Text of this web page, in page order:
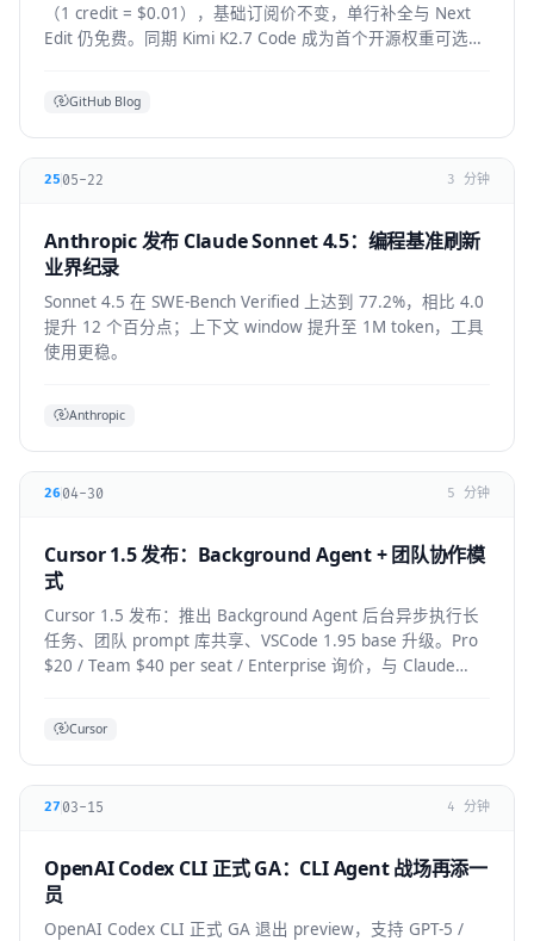
（1 credit = $0.01），基础订阅价不变，单行补全与 Next
Edit 仍免费。同期 Kimi K2.7 Code 成为首个开源权重可选模
GitHub Blog
25 05-22 3 分钟
Anthropic 发布 Claude Sonnet 4.5：编程基准刷新
业界纪录
Sonnet 4.5 在 SWE-Bench Verified 上达到 77.2%，相比 4.0
提升 12 个百分点；上下文 window 提升至 1M token，工具
使用更稳。
Anthropic
2604-30 5 分钟
Cursor 1.5 发布：Background Agent + 团队协作模
式
Cursor 1.5 发布：推出 Background Agent 后台异步执行长
任务、团队 prompt 库共享、VSCode 1.95 base 升级。Pro
$20 / Team $40 per seat / Enterprise 询价，与 Claude
Cursor
27 03-15 4 分钟
OpenAI Codex CLI 正式 GA：CLI Agent 战场再添一
员
OpenAI Codex CLI 正式 GA 退出 preview，支持 GPT-5 /